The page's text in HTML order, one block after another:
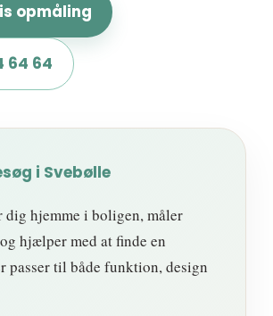
opmåling
64 64
i Svebølle
hjemme i boligen, måler
hjælper med at finde en
passer til både funktion, design